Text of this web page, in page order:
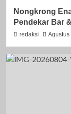
Nongkrong
Pendekar Bar
redaksi Agustus